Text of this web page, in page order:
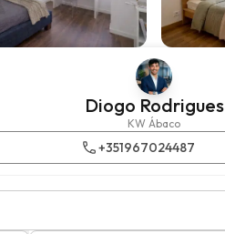
Diogo Rodrigues
KW Ábaco
+351967024487